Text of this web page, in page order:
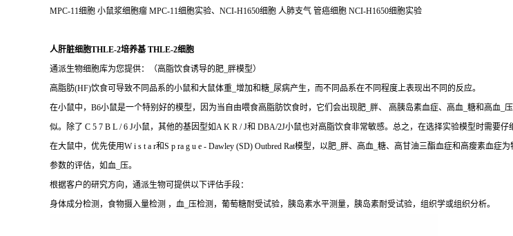
MPC-11细胞 小鼠浆细胞瘤 MPC-11细胞实验、NCI-H1650细胞 人肺支气 管癌细胞 NCI-H1650细胞实验
人肝脏细胞THLE-2培养基 THLE-2细胞
通派生物细胞库为您提供：（高脂饮食诱导的肥_胖模型）
高脂肪(HF)饮食可导致不同品系的小鼠和大鼠体重_增加和糖_尿病产生，而不同品系在不同程度上表现出不同的反应。
在小鼠中，B6小鼠是一个特别好的模型，因为当自由喂食高脂肪饮食时，它们会出现肥_胖、 高胰岛素血症、高血_糖和高血
似。除了 C 5 7 B L / 6 J小鼠，其他的基因型如A K R / J和 DBA/2J小鼠也对高脂饮食非常敏感。总之，在选择实验模型时需要
在大鼠中，优先使用W i s t a r和S p ra g u e - Dawley (SD) Outbred Rat模型，以肥_胖、高血_糖、高甘油三酯血症和高瘦素血
参数的评估，如血_压。
根据客户的研究方向，通派生物可提供以下评估手段：
身体成分检测，食物摄入量检测 ，血_压检测，葡萄糖耐受试验，胰岛素水平测量，胰岛素耐受试验，组织学或组织分析。